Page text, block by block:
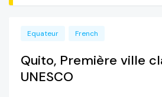
Equateur French
Quito, Première ville
UNESCO